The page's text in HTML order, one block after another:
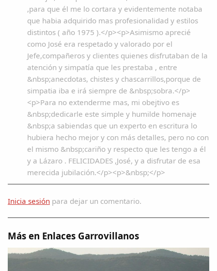
,para que él me lo cortara y evidentemente notaba
que habia adquirido mas profesionalidad y estilos
distintos ( año 1975 ).</p><p>Asimismo aprecié
como José era respetado y valorado por el
Jefe,compañeros y clientes quienes disfrutaban de la
atención y simpatía que les prestaba , entre
&nbsp;anecdotas, chistes y chascarrillos,porque de
simpatia iba e irá siempre de &nbsp;sobra.</p>
<p>Para no extenderme mas, mi obejtivo es
&nbsp;dedicarle este simple y humilde homenaje
&nbsp;a sabiendas que un experto en escritura lo
hubiera hecho mejor y con más detalles, pero no con
el mismo &nbsp;cariño y respecto que les tengo a él
y a Lázaro . FELICIDADES ,José, y a disfrutar de esa
merecida jubilación.</p><p>&nbsp;</p>
Inicia sesión para dejar un comentario.
Más en Enlaces Garrovillanos